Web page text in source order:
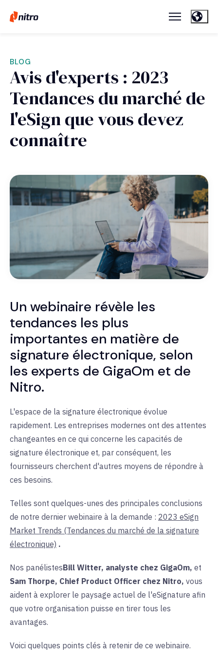
BLOG
Avis d'experts : 2023
Tendances du marché de
l'eSign que vous devez
connaître
Un webinaire révèle les
tendances les plus
importantes en matière de
signature électronique, selon
les experts de GigaOm et de
Nitro.
L'espace de la signature électronique évolue
rapidement. Les entreprises modernes ont des attentes
changeantes en ce qui concerne les capacités de
signature électronique et, par conséquent, les
fournisseurs cherchent d'autres moyens de répondre à
ces besoins.
Telles sont quelques-unes des principales conclusions
de notre dernier webinaire à la demande : 2023 eSign
Market Trends (Tendances du marché de la signature
électronique) .
Nos panélistesBill Witter, analyste chez GigaOm, et
Sam Thorpe, Chief Product Officer chez Nitro, vous
aident à explorer le paysage actuel de l'eSignature afin
que votre organisation puisse en tirer tous les
avantages.
Voici quelques points clés à retenir de ce webinaire.